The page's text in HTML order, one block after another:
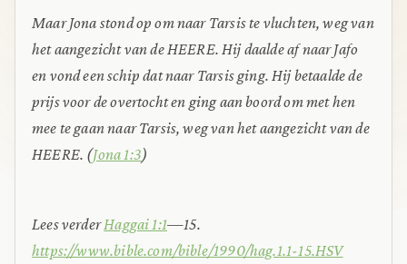
Maar Jona stond op om naar Tarsis te vluchten, weg van
het aangezicht van de HEERE. Hij daalde af naar Jafo
en vond een schip dat naar Tarsis ging. Hij betaalde de
prijs voor de overtocht en ging aan boord om met hen
mee te gaan naar Tarsis, weg van het aangezicht van de
HEERE. (Jona 1:3)
Lees verderHaggai 1:1—15.
https://www.bible.com/bible/1990/hag.1.1-15.HSV